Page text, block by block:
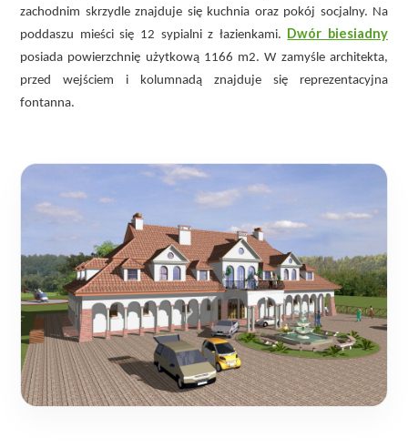
zachodnim skrzydle znajduje się kuchnia oraz pokój socjalny. Na
poddaszu mieści się 12 sypialni z łazienkami. Dwór biesiadny
posiada powierzchnię użytkową 1166 m2. W zamyśle architekta,
przed wejściem i kolumnadą znajduje się reprezentacyjna
fontanna.